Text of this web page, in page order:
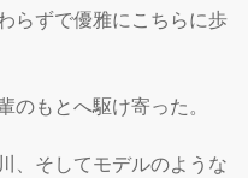
らずで優雅にこちらに歩
もとへ駆け寄った。
、そしてモデルのような